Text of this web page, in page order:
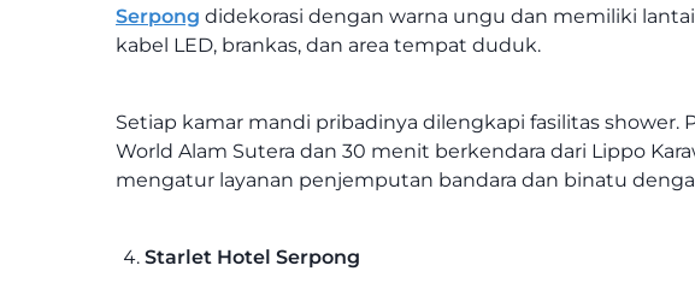
Serpong didekorasi dengan warna ungu dan memiliki
kabel LED, brankas, dan area tempat duduk.
Setiap kamar mandi pribadinya dilengkapi fasilitas
World Alam Sutera dan 30 menit berkendara dari Lippo
mengatur layanan penjemputan bandara dan binatu
Starlet Hotel Serpong